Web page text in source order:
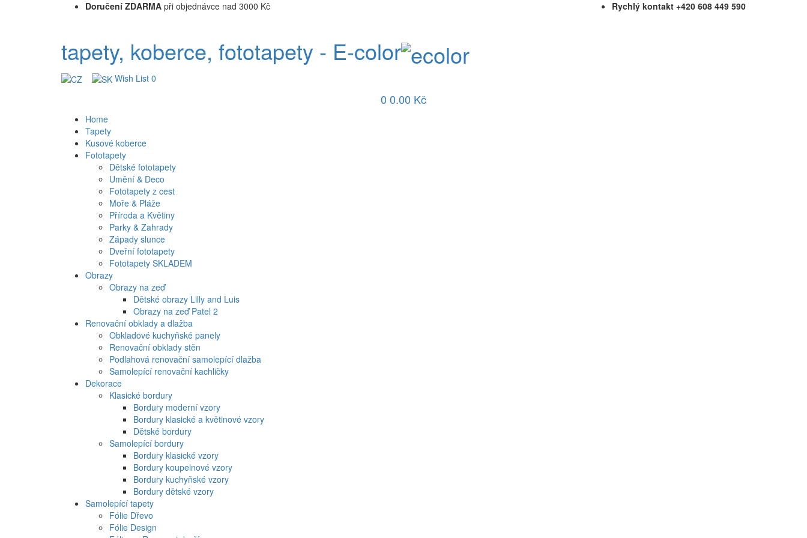
Doručení ZDARMA při objednávce nad 3000 Kč Rychlý kontakt +420 608 449 590
tapety, koberce, fototapety - E-color
Wish List 0
0 0.00 Kč
Home
Tapety
Kusové koberce
Fototapety
Dětské fototapety
Umění & Deco
Fototapety z cest
Moře & Pláže
Příroda a Květiny
Parky & Zahrady
Západy slunce
Dveřní fototapety
Fototapety SKLADEM
Obrazy
Obrazy na zeď
Dětské obrazy Lilly and Luis
Obrazy na zeď Patel 2
Renovační obklady a dlažba
Obkladové kuchyňské panely
Renovační obklady stěn
Podlahová renovační samolepící dlažba
Samolepící renovační kachličky
Dekorace
Klasické bordury
Bordury moderní vzory
Bordury klasické a květinové vzory
Dětské bordury
Samolepící bordury
Bordury klasické vzory
Bordury koupelnové vzory
Bordury kuchyňské vzory
Bordury dětské vzory
Samolepící tapety
Fólie Dřevo
Fólie Design